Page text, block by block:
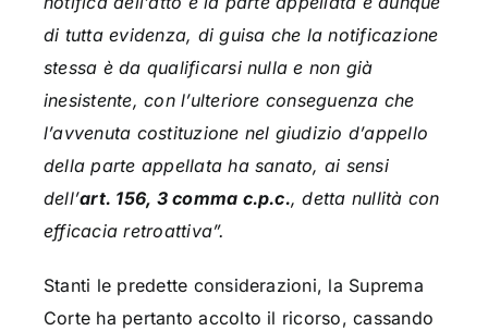
di tutta evidenza, di guisa che la notificazione
stessa è da qualificarsi nulla e non già
inesistente, con l’ulteriore conseguenza che
l’avvenuta costituzione nel giudizio d’appello
della parte appellata ha sanato, ai sensi
dell’art. 156, 3 comma c.p.c., detta nullità con
efficacia retroattiva”.
Stanti le predette considerazioni, la Suprema
Corte ha pertanto accolto il ricorso, cassando